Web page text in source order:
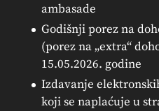
ambasade
Godišnji porez na
(porez na „extra“
15.05.2026. godine
Izdavanje
koji se naplaćuje u